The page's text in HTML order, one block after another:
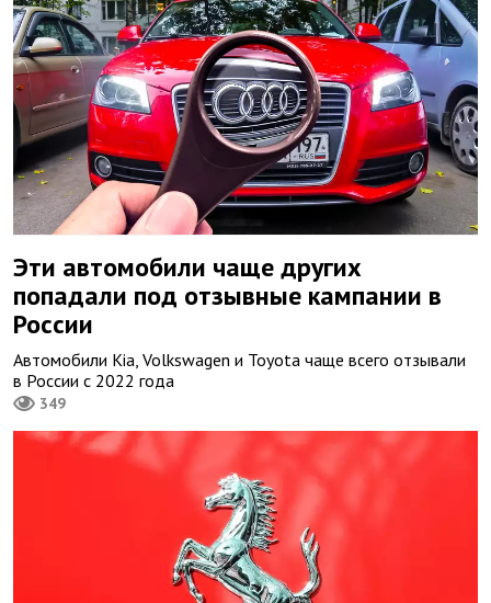
Эти автомобили чаще других
попадали под отзывные кампании в
России
Автомобили Kia, Volkswagen и Toyota чаще всего отзывали
в России с 2022 года
349